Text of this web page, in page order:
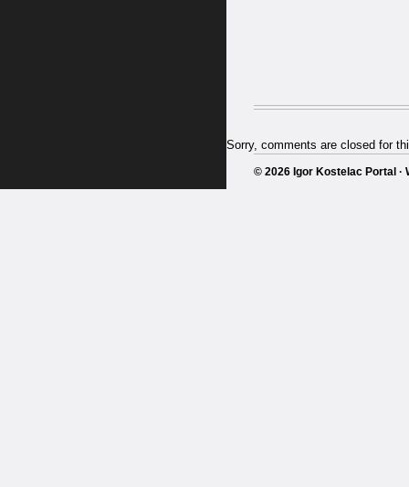
Sorry, comments are closed for
© 2026 Igor Kostelac Portal